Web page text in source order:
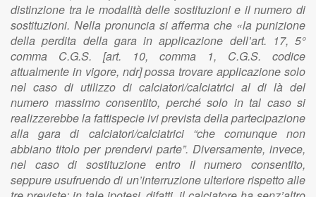
distinzione tra le modalità delle sostituzioni e il numero di
sostituzioni. Nella pronuncia si afferma che «la punizione
della perdita della gara in applicazione dell’art. 17, 5°
comma C.G.S. [art. 10, comma 1, C.G.S. codice
attualmente in vigore, ndr] possa trovare applicazione solo
nel caso di utilizzo di calciatori/calciatrici al di là del
numero massimo consentito, perché solo in tal caso si
realizzerebbe la fattispecie ivi prevista della partecipazione
alla gara di calciatori/calciatrici “che comunque non
abbiano titolo per prendervi parte”. Diversamente, invece,
nel caso di sostituzione entro il numero consentito,
seppure usufruendo di un’interruzione ulteriore rispetto alle